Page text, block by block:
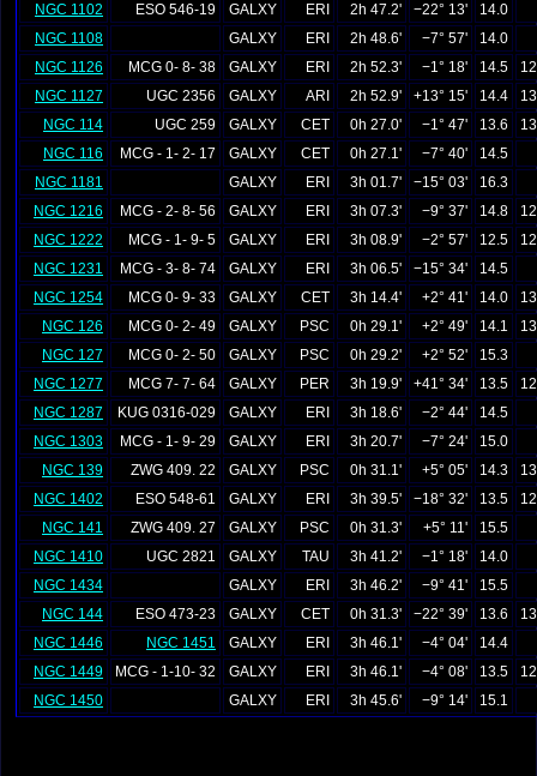
NGC 1102
ESO 546-19 GALXY ERI 2h 47.2' −22° 13'
14.0
NGC 1108
GALXY ERI 2h 48.6' −7° 57'
14.0
NGC 1126
MCG 0- 8- 38 GALXY ERI 2h 52.3' −1° 18' 14.5
NGC 1127
UGC 2356 GALXY ARI 2h 52.9' +13° 15' 14.4
NGC 114
UGC 259 GALXY CET 0h 27.0' −1° 47' 13.6
NGC 116
MCG - 1- 2- 17 GALXY CET 0h 27.1' −7° 40'
14.5
NGC 1181
GALXY ERI 3h 01.7' −15° 03'
16.3
NGC 1216
MCG - 2- 8- 56 GALXY ERI 3h 07.3' −9° 37' 14.8
NGC 1222
MCG - 1- 9- 5 GALXY ERI 3h 08.9' −2° 57' 12.5
NGC 1231
MCG - 3- 8- 74 GALXY ERI 3h 06.5' −15° 34'
14.5
NGC 1254
MCG 0- 9- 33 GALXY CET 3h 14.4' +2° 41' 14.0
NGC 126
MCG 0- 2- 49 GALXY PSC 0h 29.1' +2° 49' 14.1
NGC 127
MCG 0- 2- 50 GALXY PSC 0h 29.2' +2° 52'
15.3
NGC 1277
MCG 7- 7- 64 GALXY PER 3h 19.9' +41° 34' 13.5
NGC 1287
KUG 0316-029 GALXY ERI 3h 18.6' −2° 44'
14.5
NGC 1303
MCG - 1- 9- 29 GALXY ERI 3h 20.7' −7° 24'
15.0
NGC 139
ZWG 409. 22 GALXY PSC 0h 31.1' +5° 05' 14.3
NGC 1402
ESO 548-61 GALXY ERI 3h 39.5' −18° 32' 13.5
NGC 141
ZWG 409. 27 GALXY PSC 0h 31.3' +5° 11'
15.5
NGC 1410
UGC 2821 GALXY TAU 3h 41.2' −1° 18'
14.0
NGC 1434
GALXY ERI 3h 46.2' −9° 41'
15.5
NGC 144
ESO 473-23 GALXY CET 0h 31.3' −22° 39' 13.6
NGC 1446
NGC 1451 GALXY ERI 3h 46.1' −4° 04'
14.4
NGC 1449
MCG - 1-10- 32 GALXY ERI 3h 46.1' −4° 08' 13.5
NGC 1450
GALXY ERI 3h 45.6' −9° 14' 15.1